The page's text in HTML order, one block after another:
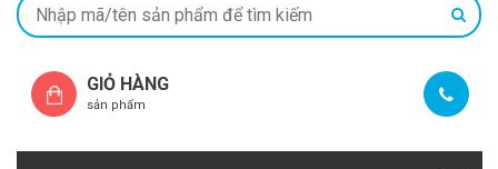
GIỎ HÀNG
sản phẩm